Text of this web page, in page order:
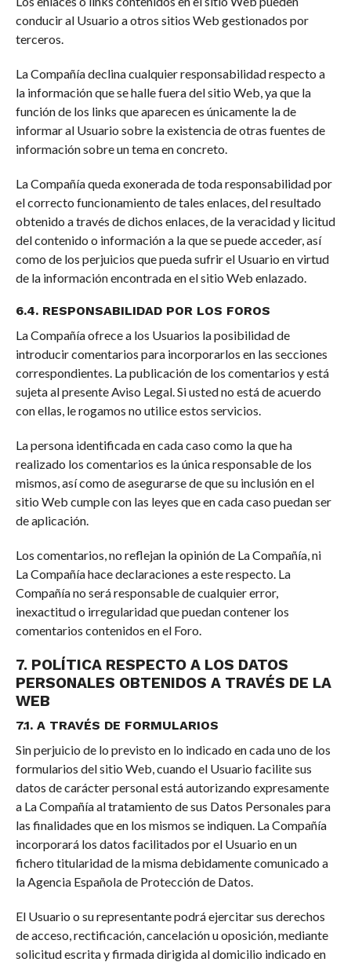
conducir al Usuario a otros sitios Web gestionados por
terceros.
La Compañía declina cualquier responsabilidad respecto a
la información que se halle fuera del sitio Web, ya que la
función de los links que aparecen es únicamente la de
informar al Usuario sobre la existencia de otras fuentes de
información sobre un tema en concreto.
La Compañía queda exonerada de toda responsabilidad por
el correcto funcionamiento de tales enlaces, del resultado
obtenido a través de dichos enlaces, de la veracidad y licitud
del contenido o información a la que se puede acceder, así
como de los perjuicios que pueda sufrir el Usuario en virtud
de la información encontrada en el sitio Web enlazado.
6.4. RESPONSABILIDAD POR LOS FOROS
La Compañía ofrece a los Usuarios la posibilidad de
introducir comentarios para incorporarlos en las secciones
correspondientes. La publicación de los comentarios y está
sujeta al presente Aviso Legal. Si usted no está de acuerdo
con ellas, le rogamos no utilice estos servicios.
La persona identificada en cada caso como la que ha
realizado los comentarios es la única responsable de los
mismos, así como de asegurarse de que su inclusión en el
sitio Web cumple con las leyes que en cada caso puedan ser
de aplicación.
Los comentarios, no reflejan la opinión de La Compañía, ni
La Compañía hace declaraciones a este respecto. La
Compañía no será responsable de cualquier error,
inexactitud o irregularidad que puedan contener los
comentarios contenidos en el Foro.
7. POLÍTICA RESPECTO A LOS DATOS
PERSONALES OBTENIDOS A TRAVÉS DE LA
WEB
7.1. A TRAVÉS DE FORMULARIOS
Sin perjuicio de lo previsto en lo indicado en cada uno de los
formularios del sitio Web, cuando el Usuario facilite sus
datos de carácter personal está autorizando expresamente
a La Compañía al tratamiento de sus Datos Personales para
las finalidades que en los mismos se indiquen. La Compañía
incorporará los datos facilitados por el Usuario en un
fichero titularidad de la misma debidamente comunicado a
la Agencia Española de Protección de Datos.
El Usuario o su representante podrá ejercitar sus derechos
de acceso, rectificación, cancelación u oposición, mediante
solicitud escrita y firmada dirigida al domicilio indicado en